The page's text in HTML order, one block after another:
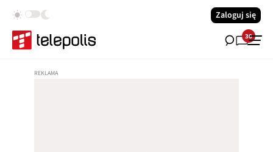
Zaloguj się
30